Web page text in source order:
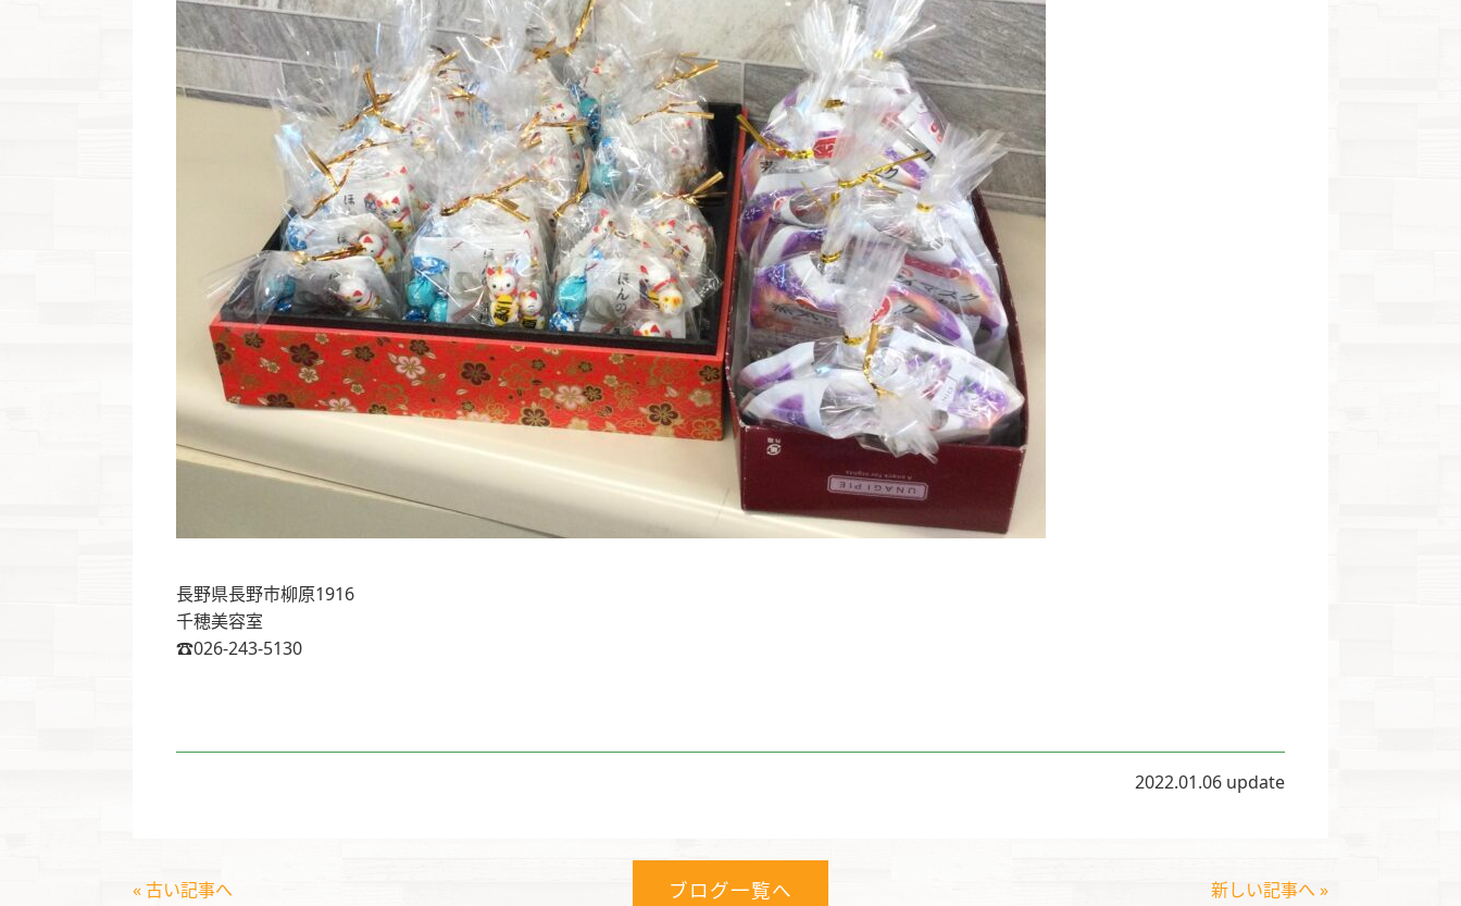
長野県長野市柳原1916
千穂美容室
☎️026-243-5130
2022.01.06 update
« 古い記事へ ブログ一覧へ 新しい記事へ »